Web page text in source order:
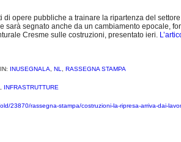
di opere pubbliche a trainare la ripartenza del
sarà segnato anche da un cambiamento epocale,
Cresme sulle costruzioni, presentato ieri.
INUSEGNALA NL RASSEGNA STAMPA
INFRASTRUTTURE
23870/rassegna-stampa/costruzioni-la-ripresa-arriva-dai-